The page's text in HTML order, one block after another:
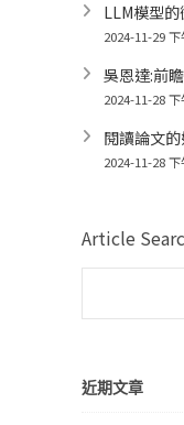
LLM模型的
2024-11-29
吳恩達:前
2024-11-28
閱讀論文
2024-11-28 下
Article
近期文章